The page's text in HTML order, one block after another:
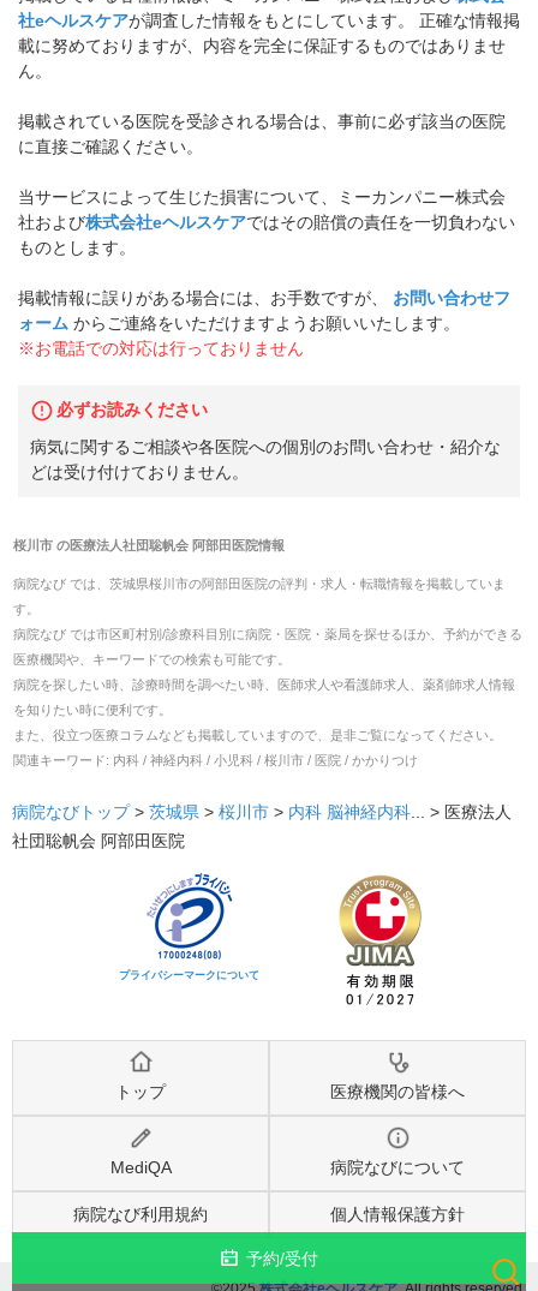
社eヘルスケアが調査した情報をもとにしています。 正確な情報掲
載に努めておりますが、内容を完全に保証するものではありませ
ん。
掲載されている医院を受診される場合は、事前に必ず該当の医院
に直接ご確認ください。
当サービスによって生じた損害について、ミーカンパニー株式会
社および株式会社eヘルスケアではその賠償の責任を一切負わない
ものとします。
掲載情報に誤りがある場合には、お手数ですが、
お問い合わせフ
ォーム からご連絡をいただけますようお願いいたします。
※お電話での対応は行っておりません
必ずお読みください
病気に関するご相談や各医院への個別のお問い合わせ・紹介な
どは受け付けておりません。
桜川市の医療法人社団聡帆会 阿部田医院情報
病院なび では、 茨城県桜川市の阿部田医院の評判・求人・転職情報を掲載していま
す。
病院なび では市区町村別/診療科目別に病院・医院・薬局を探せるほか、予約ができる
医療機関や、キーワードでの検索も可能です。
病院を探したい時、診療時間を調べたい時、医師求人や看護師求人、薬剤師求人情報
を知りたい時に便利です。
また、役立つ医療コラムなども掲載していますので、是非ご覧になってください。
関連キーワード: 内科 / 神経内科 / 小児科 / 桜川市 / 医院 / かかりつけ
予約/受付
病院なびトップ > 茨城県 > 桜川市 > 内科 脳神経内科 ... > 医療法人
社団聡帆会 阿部田医院
プライバシーマークについて
トップ 医療機関の皆様へ
MediQA 病院なびについて
病院なび利用規約 個人情報保護方針